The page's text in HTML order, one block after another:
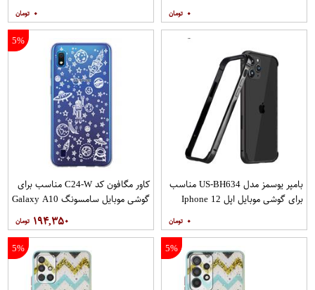
۰ ۰
بامپر یوسمز مدل US-BH634 مناسب
برای گوشی موبایل اپل Iphone 12
۰
5%
کاور مگافون کد C24-W مناسب برای
گوشی موبایل سامسونگ Galaxy A10
۱۹۴,۳۵۰
5%
5%